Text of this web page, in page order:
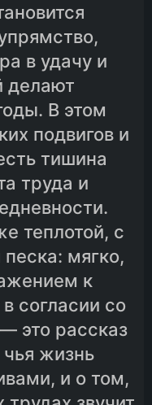
в удачу и
делают
В этом
подвигов и
тишина
труда и
теплотой, с
мягко,
к
согласии со
это рассказ
жизнь
и о том,